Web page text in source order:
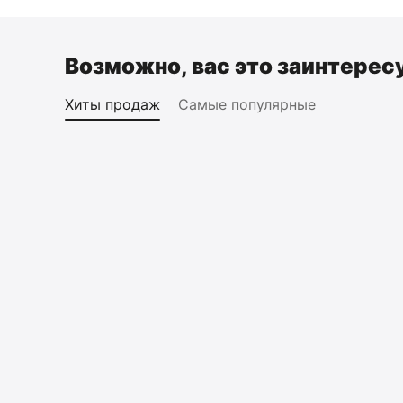
Возможно, вас это
Хиты продаж Самые популярные